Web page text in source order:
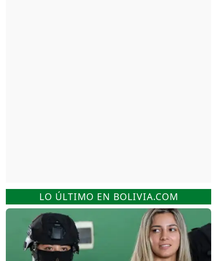
LO ÚLTIMO EN BOLIVIA.COM